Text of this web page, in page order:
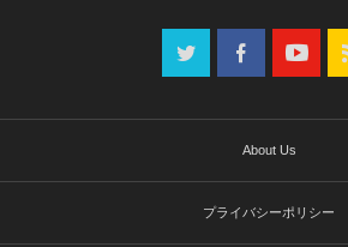
About Us
プライバシーポリシー